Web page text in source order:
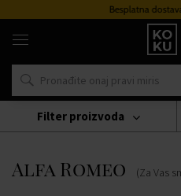
Besplatna dostava
Originalni
parfemi
satovi
na
mjestu
Marke
Alfa Romeo
Alfa Romeo (Za Vas
Filter proizvoda